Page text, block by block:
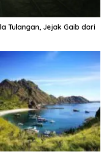
Tulangan, Jejak Gaib dari